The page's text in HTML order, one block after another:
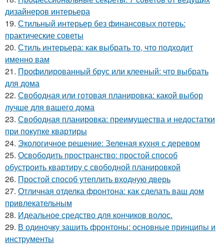
дизайнеров интерьера
19. Стильный интерьер без финансовых потерь:
практические советы
20. Стиль интерьера: как выбрать то, что подходит
именно вам
21. Профилированный брус или клееный: что выбрать
для дома
22. Свободная или готовая планировка: какой выбор
лучше для вашего дома
23. Свободная планировка: преимущества и недостатки
при покупке квартиры
24. Экологичное решение: Зеленая кухня с деревом
25. Освободить пространство: простой способ
обустроить квартиру с свободной планировкой
26. Простой способ утеплить входную дверь
27. Отличная отделка фронтона: как сделать ваш дом
привлекательным
28. Идеальное средство для кончиков волос.
29. В одиночку зашить фронтоны: основные принципы и
инструменты